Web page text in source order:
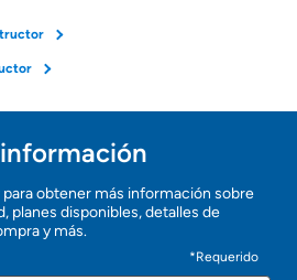
por mi casa
obtener más información sobre
planes disponibles, detalles de
y más.
*Requerido